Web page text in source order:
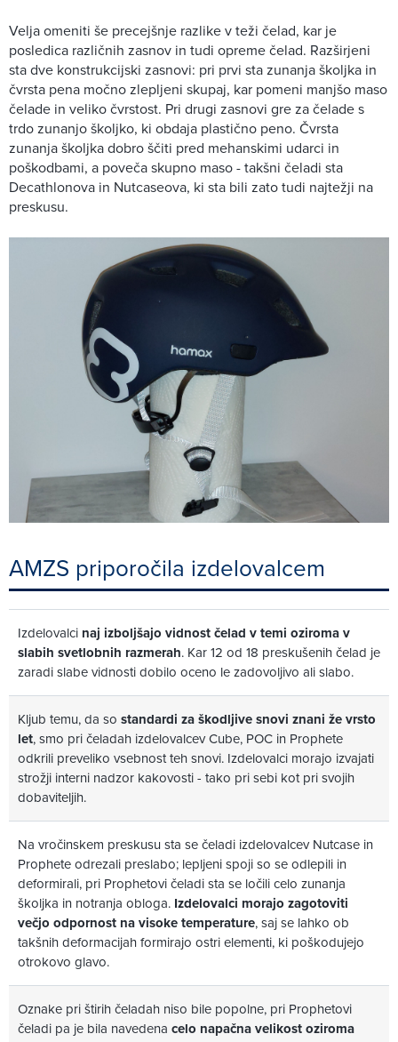
Velja omeniti še precejšnje razlike v teži čelad, kar je
posledica različnih zasnov in tudi opreme čelad. Razširjeni
sta dve konstrukcijski zasnovi: pri prvi sta zunanja školjka in
čvrsta pena močno zlepljeni skupaj, kar pomeni manjšo maso
čelade in veliko čvrstost. Pri drugi zasnovi gre za čelade s
trdo zunanjo školjko, ki obdaja plastično peno. Čvrsta
zunanja školjka dobro ščiti pred mehanskimi udarci in
poškodbami, a poveča skupno maso - takšni čeladi sta
Decathlonova in Nutcaseova, ki sta bili zato tudi najtežji na
preskusu.
AMZS priporočila izdelovalcem
Izdelovalci naj izboljšajo vidnost čelad v temi oziroma v
slabih svetlobnih razmerah. Kar 12 od 18 preskušenih čelad je
zaradi slabe vidnosti dobilo oceno le zadovoljivo ali slabo.
Kljub temu, da so standardi za škodljive snovi znani že vrsto
let, smo pri čeladah izdelovalcev Cube, POC in Prophete
odkrili preveliko vsebnost teh snovi. Izdelovalci morajo izvajati
strožji interni nadzor kakovosti - tako pri sebi kot pri svojih
dobaviteljih.
Na vročinskem preskusu sta se čeladi izdelovalcev Nutcase in
Prophete odrezali preslabo; lepljeni spoji so se odlepili in
deformirali, pri Prophetovi čeladi sta se ločili celo zunanja
školjka in notranja obloga. Izdelovalci morajo zagotoviti
večjo odpornost na visoke temperature, saj se lahko ob
takšnih deformacijah formirajo ostri elementi, ki poškodujejo
otrokovo glavo.
Oznake pri štirih čeladah niso bile popolne, pri Prophetovi
čeladi pa je bila navedena celo napačna velikost oziroma